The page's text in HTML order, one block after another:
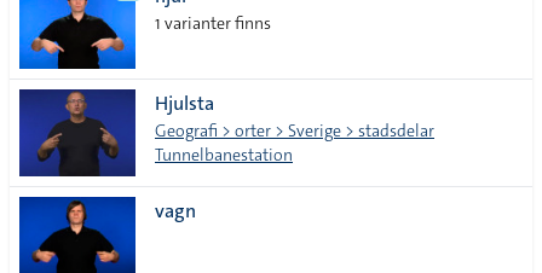
lista
1 varianter finns
Hjulsta
Geografi > orter > Sverige > stadsdelar
Tunnelbanestation
vagn